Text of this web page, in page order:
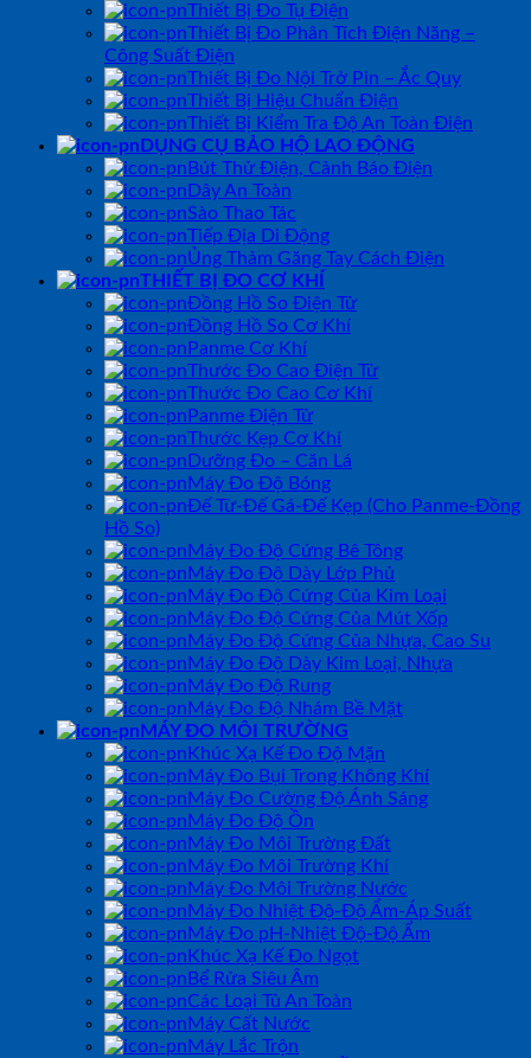
Thiết Bị Đo Tụ Điện
Thiết Bị Đo Phân Tích Điện Năng –
Công Suất Điện
Thiết Bị Đo Nội Trở Pin – Ắc Quy
Thiết Bị Hiệu Chuẩn Điện
Thiết Bị Kiểm Tra Độ An Toàn Điện
DỤNG CỤ BẢO HỘ LAO ĐỘNG
Bút Thử Điện, Cảnh Báo Điện
Dây An Toàn
Sào Thao Tác
Tiếp Địa Di Động
Ủng Thảm Găng Tay Cách Điện
THIẾT BỊ ĐO CƠ KHÍ
Đồng Hồ So Điện Tử
Đồng Hồ So Cơ Khí
Panme Cơ Khí
Thước Đo Cao Điện Tử
Thước Đo Cao Cơ Khí
Panme Điện Tử
Thước Kẹp Cơ Khí
Dưỡng Đo – Căn Lá
Máy Đo Độ Bóng
Đế Từ-Đế Gá-Đế Kẹp (Cho Panme-Đồng
Hồ So)
Máy Đo Độ Cứng Bê Tông
Máy Đo Độ Dày Lớp Phủ
Máy Đo Độ Cứng Của Kim Loại
Máy Đo Độ Cứng Của Mút Xốp
Máy Đo Độ Cứng Của Nhựa, Cao Su
Máy Đo Độ Dày Kim Loại, Nhựa
Máy Đo Độ Rung
Máy Đo Độ Nhám Bề Mặt
MÁY ĐO MÔI TRƯỜNG
Khúc Xạ Kế Đo Độ Mặn
Máy Đo Bụi Trong Không Khí
Máy Đo Cường Độ Ánh Sáng
Máy Đo Độ Ồn
Máy Đo Môi Trường Đất
Máy Đo Môi Trường Khí
Máy Đo Môi Trường Nước
Máy Đo Nhiệt Độ-Độ Ẩm-Áp Suất
Máy Đo pH-Nhiệt Độ-Độ Ẩm
Khúc Xạ Kế Đo Ngọt
Bể Rửa Siêu Âm
Các Loại Tủ An Toàn
Máy Cất Nước
Máy Lắc Trộn